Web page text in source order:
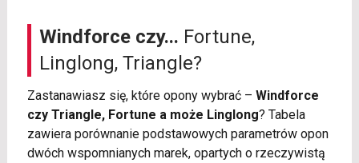
Windforce czy... Fortune,
Linglong, Triangle?
Zastanawiasz się, które opony wybrać – Windforce
czy Triangle, Fortune a może Linglong? Tabela
zawiera porównanie podstawowych parametrów opon
dwóch wspomnianych marek, opartych o rzeczywistą